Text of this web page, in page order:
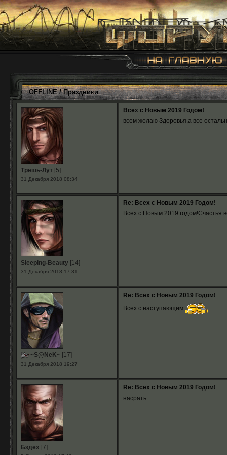
OFFLINE/Праздники
Трешь-Лут[5]
31 Декабря 2018 08:34
Всех с Новым 2019 Годом!
всем желаю Здоровья,а все
Sleeping-Beauty[14]
31 Декабря 2018 17:31
Re: Всех с Новым 2019 Годом!
Всех с Новым 2019 годом!Счастья
~S@NeK~ [17]
31 Декабря 2018 19:27
Re: Всех с Новым 2019 Годом!
Всех с наступающим
Бздёх [7]
Re: Всех с Новым 2019 Годом!
насрать